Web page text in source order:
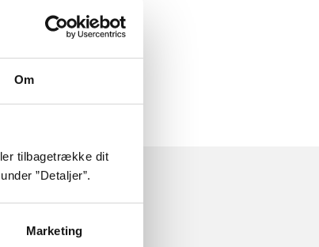
Om
tilbagetrække dit
”Detaljer”.
Marketing